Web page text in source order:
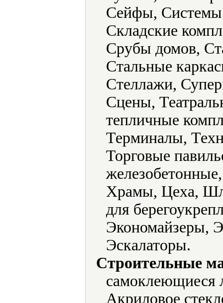
Сейфы, Системы
Складские
Срубы домов,
Стальные
Стеллажи,
Сцены,
тепличные
Терминалы,
Торговые
Храмы, Цеха,
для
Экономайзеры,
Эскалаторы.
Строительные
самоклеющиеся
Акриловое